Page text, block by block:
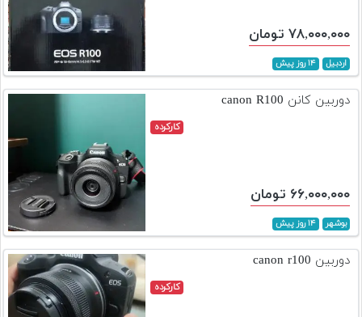
۷۸,۰۰۰,۰۰۰ تومان
اردبیل ۱۴ روز پیش
دوربین کانن canon R100
کارکرده
۶۶,۰۰۰,۰۰۰ تومان
بوشهر ۱۴ روز پیش
دوربین canon r100
کارکرده